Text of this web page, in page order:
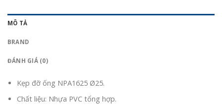
MÔ TẢ
BRAND
ĐÁNH GIÁ (0)
Kẹp đỡ ống NPA1625 Ø25.
Chất liệu: Nhựa PVC tổng hợp.